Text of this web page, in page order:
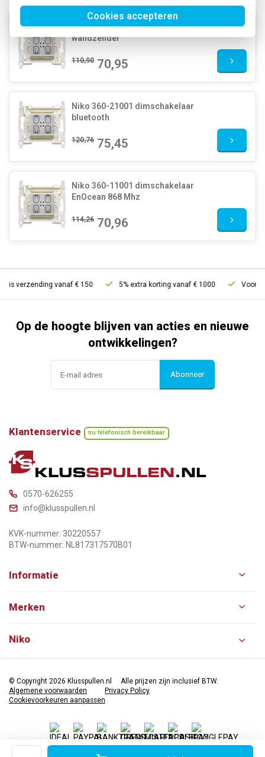
Cookies accepteren
Niko 360-51001 Friends of Hue
wandzender
110,90 70,95
Niko 360-21001 dimschakelaar
bluetooth
120,76 75,45
Niko 360-11001 dimschakelaar
EnOcean 868 Mhz
114,26 70,96
verzending vanaf € 150 5% extra korting vanaf € 1000 Voor
Op de hoogte blijven van acties en nieuwe
ontwikkelingen?
Abonneer
Klantenservice nu telefonisch bereikbaar
0570-626255
info@klusspullen.nl
KVK-nummer: 30220557
BTW-nummer: NL817317570B01
Informatie
Merken
Niko
© Copyright 2026 Klusspullen.nl
Alle prijzen zijn inclusief BTW.
Algemene voorwaarden
Privacy Policy
Cookievoorkeuren aanpassen